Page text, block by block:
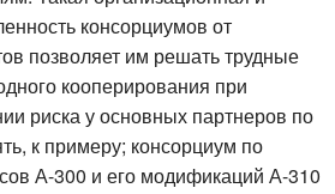
консорциумов от
позволяет им решать трудные
кооперирования при
риска у основных партнеров по
к примеру; консорциум по
А-300 и его модификаций А-310